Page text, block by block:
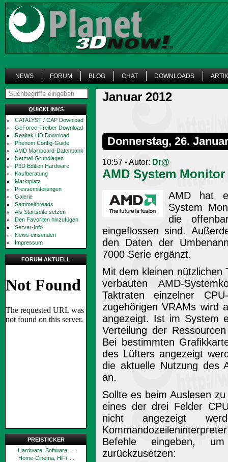
NEWS FORUM BLOG CHAT DOWNLOADS
QUICKLINKS
CATALYST / CAP Download
GeForce-Treiber Download
Realtek HD Download
Phenom Config-Guide
AMD Mainboard-Datenbank
Netzteil Grundlagen
P3D Edition Hardware
Kaufberatung
Marktplatz
Pressemitteilungen
Galerie
Sammelthreads
Als Startseite setzen
Den Favoriten hinzufügen
Server-Info
News einsenden
Impressum
FORUM AKTUELL
PREISTICKER
Hardware, Software, ...
Home-Cinema, HiFi ,...
Januar 2012
Donnerstag, 26.
10:57 - Autor: Dr@
AMD System
AMD hat
System
die
eingeflossen sind.
den Daten der
7000 Serie ergänzt.
Mit dem kleinen nützlichen
verbauten AMD-
Taktraten einzelner
zugehörigen VRAMs wird
angezeigt. Ist im System
Verteilung der
Bei bestimmten
des Lüfters angezeigt
die aktuelle Nutzung des
an.
Sollte es beim Auslesen
eines der drei Felder
nicht angezeigt
Befehle eingeben,
zurückzusetzen: